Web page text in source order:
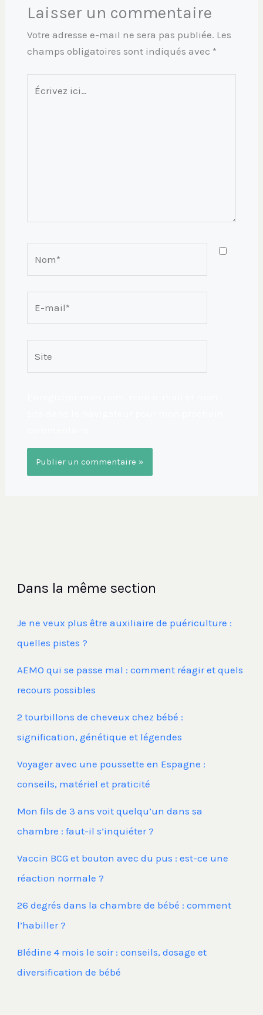
Laisser un commentaire
Votre adresse e-mail ne sera pas publiée. Les
champs obligatoires sont indiqués avec *
Dans la même section
Je ne veux plus être auxiliaire de puériculture :
quelles pistes ?
AEMO qui se passe mal : comment réagir et quels
recours possibles
2 tourbillons de cheveux chez bébé :
signification, génétique et légendes
Voyager avec une poussette en Espagne :
conseils, matériel et praticité
Mon fils de 3 ans voit quelqu’un dans sa
chambre : faut-il s’inquiéter ?
Vaccin BCG et bouton avec du pus : est-ce une
réaction normale ?
26 degrés dans la chambre de bébé : comment
l’habiller ?
Blédine 4 mois le soir : conseils, dosage et
diversification de bébé